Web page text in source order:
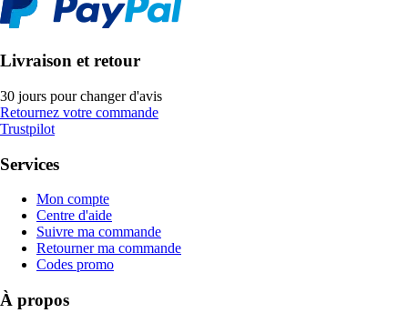
Livraison et retour
30 jours pour changer d'avis
Retournez votre commande
Trustpilot
Services
Mon compte
Centre d'aide
Suivre ma commande
Retourner ma commande
Codes promo
À propos